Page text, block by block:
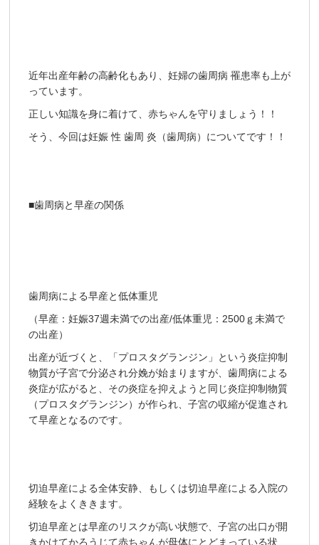
近年出産年齢の高齢化もあり、妊婦の歯周病 罹患率も上が
っています。
正しい知識を身に着けて、赤ちゃんを守りましょう！！
そう、今回は妊娠 性 歯周 炎（歯周病）についてです！！
■歯周病と早産の関係
歯周病による早産と低体重児
（早産：妊娠37週未満での出産/低体重児：2500ｇ未満で
の出産）
出産が近づくと、「プロスタグランジン」という炎症抑制
物質が子宮で分泌され分娩が始まりますが、歯周病による
炎症が広がると、その炎症を抑えようと同じ炎症抑制物質
（プロスタグランジン）が作られ、子宮の収縮が促進され
て早産となるのです。
切迫早産による全体安静、もしくは切迫早産による入院の
経験をよくききます。
切迫早産とは早産のリスクが高い状態で、子宮の出口が開
きかけてかろうじて赤ちゃんが母体にとどまっている状